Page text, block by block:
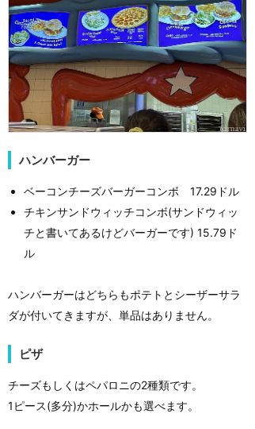
ハンバーガー
ベーコンチーズバーガーコンボ 17.29ドル
チキンサンドウィッチコンボ(サンドウィッ
チと書いてあるけどバーガーです) 15.79ド
ル
ハンバーガーはどちらもポテトとシーザーサラ
ダが付いてきますが、単品はありません。
ピザ
チーズもしくはペパロニの2種類です。
1ピース(多分)かホールかも選べます。